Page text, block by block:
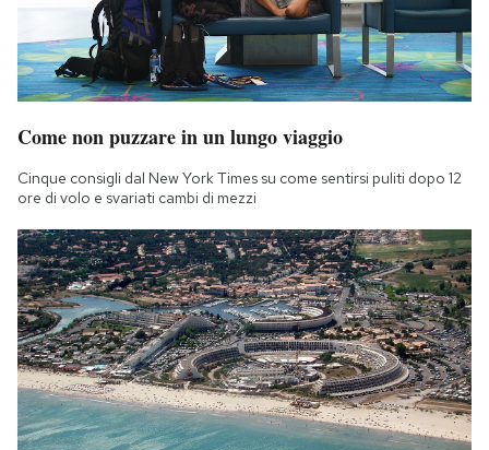
Come non puzzare in un lungo viaggio
Cinque consigli dal New York Times su come sentirsi puliti dopo 12
ore di volo e svariati cambi di mezzi